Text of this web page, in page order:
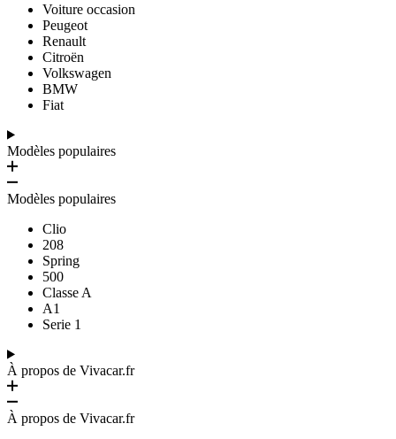
Voiture occasion
Peugeot
Renault
Citroën
Volkswagen
BMW
Fiat
Modèles populaires
Modèles populaires
Clio
208
Spring
500
Classe A
A1
Serie 1
À propos de Vivacar.fr
À propos de Vivacar.fr